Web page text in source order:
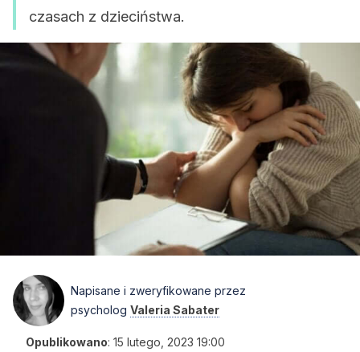
czasach z dzieciństwa.
Napisane i zweryfikowane przez
psycholog Valeria Sabater
Opublikowano: 15 lutego, 2023 19:00